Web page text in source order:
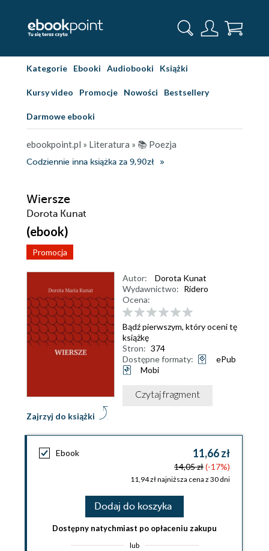
Kategorie Ebooki Audiobooki Książki
Kursy video Promocje Nowości Bestsellery
Darmowe ebooki
ebookpoint.pl » Literatura » 📚 Poezja
Codziennie inna książka za 9,90zł
Wiersze
Dorota Kunat
(ebook)
Promocja
Zajrzyj do książki
Autor:
Dorota Kunat
Wydawnictwo: Ridero
Ocena:
Bądź pierwszym, który oceni tę
książkę
Stron: 374
Dostępne formaty:
ePub
Mobi
Czytaj fragment
Ebook 11,66 zł
14,05 zł(-17%)
11,94 zł najniższa cena z 30 dni
Dodaj do koszyka
Dostępny natychmiast po opłaceniu zakupu
lub